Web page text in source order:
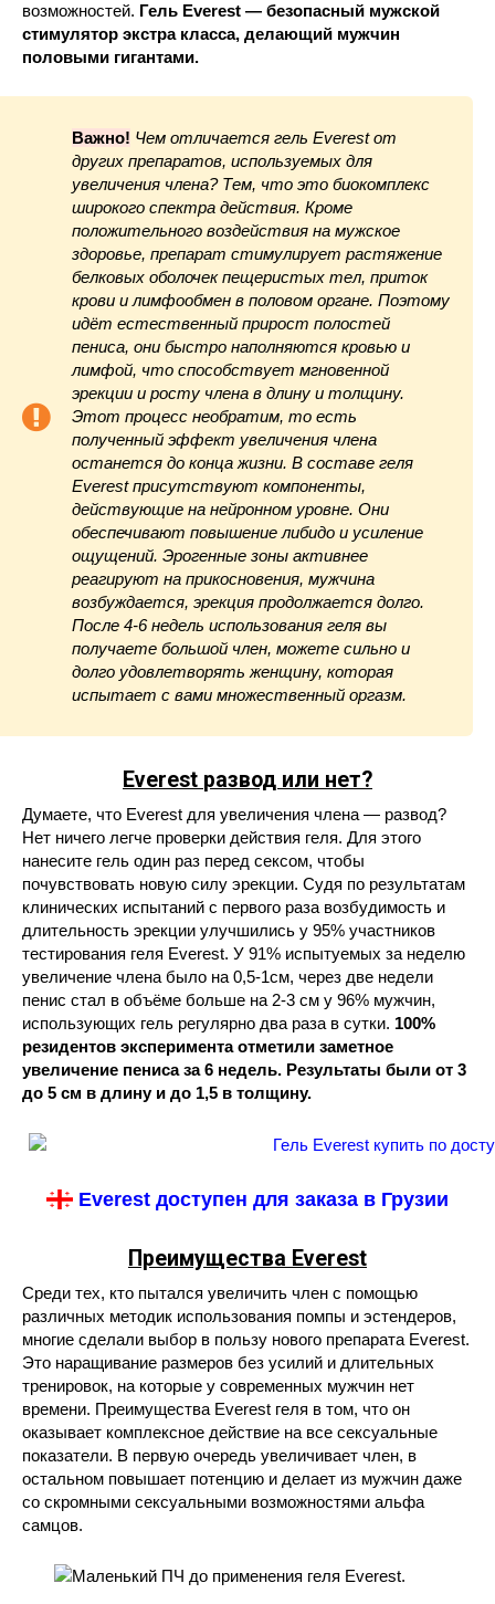
возможностей. Гель Everest — безопасный мужской
стимулятор экстра класса, делающий мужчин
половыми гигантами.
Важно! Чем отличается гель Everest от
других препаратов, используемых для
увеличения члена? Тем, что это биокомплекс
широкого спектра действия. Кроме
положительного воздействия на мужское
здоровье, препарат стимулирует растяжение
белковых оболочек пещеристых тел, приток
крови и лимфообмен в половом органе. Поэтому
идёт естественный прирост полостей
пениса, они быстро наполняются кровью и
лимфой, что способствует мгновенной
эрекции и росту члена в длину и толщину.
Этот процесс необратим, то есть
полученный эффект увеличения члена
останется до конца жизни. В составе геля
Everest присутствуют компоненты,
действующие на нейронном уровне. Они
обеспечивают повышение либидо и усиление
ощущений. Эрогенные зоны активнее
реагируют на прикосновения, мужчина
возбуждается, эрекция продолжается долго.
После 4-6 недель использования геля вы
получаете большой член, можете сильно и
долго удовлетворять женщину, которая
испытает с вами множественный оргазм.
Everest развод или нет?
Думаете, что Everest для увеличения члена — развод?
Нет ничего легче проверки действия геля. Для этого
нанесите гель один раз перед сексом, чтобы
почувствовать новую силу эрекции. Судя по результатам
клинических испытаний с первого раза возбудимость и
длительность эрекции улучшились у 95% участников
тестирования геля Everest. У 91% испытуемых за неделю
увеличение члена было на 0,5-1см, через две недели
пенис стал в объёме больше на 2-3 см у 96% мужчин,
использующих гель регулярно два раза в сутки. 100%
резидентов эксперимента отметили заметное
увеличение пениса за 6 недель. Результаты были от 3
до 5 см в длину и до 1,5 в толщину.
Everest доступен для заказа в Грузии
Преимущества Everest
Среди тех, кто пытался увеличить член с помощью
различных методик использования помпы и эстендеров,
многие сделали выбор в пользу нового препарата Everest.
Это наращивание размеров без усилий и длительных
тренировок, на которые у современных мужчин нет
времени. Преимущества Everest геля в том, что он
оказывает комплексное действие на все сексуальные
показатели. В первую очередь увеличивает член, в
остальном повышает потенцию и делает из мужчин даже
со скромными сексуальными возможностями альфа
самцов.